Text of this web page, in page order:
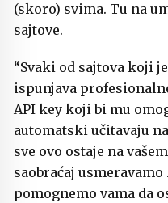
(skoro) svima. Tu na
sajtove.
“Svaki od sajtova koji
ispunjava
API key koji bi mu
automatski učitavaju
sve ovo ostaje na
saobraćaj usmeravamo
pomognemo vama da